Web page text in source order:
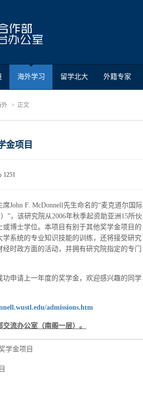
海外学习 留学北大 外籍专家
外 正文
金项目
1251
John F. McDonnell先生命名的“麦克道尔国际
”，该研究院从2006年秋季起资助亚洲15所伙
博士学位。本项目有别于其他奖学金项目的
系统的专业知识技能的训练，还将接受研究
时政方面的活动，并拥有研究院指定的专门
申请上一年度的奖学金，欢迎感兴趣的同学
admissions.htm
流办公室（南阁一层）。
学金项目